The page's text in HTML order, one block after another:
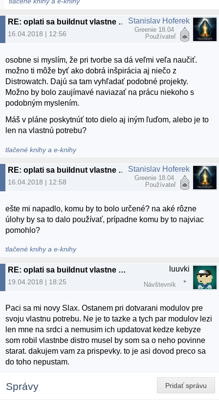
RE: oplati sa buildnut vlastne distro
16.04.2018 | 12:56
Stanislav Hoferek
Greenie 18.04
Používateľ
osobne si myslím, že pri tvorbe sa dá veľmi veľa naučiť.
možno ti môže byť ako dobrá inšpirácia aj niečo z
Distrowatch. Dajú sa tam vyhľadať podobné projekty.
Možno by bolo zaujímavé naviazať na prácu niekoho s
podobným myslením.
Máš v pláne poskytnúť toto dielo aj iným ľuďom, alebo je to
len na vlastnú potrebu?
tlačené knihy a e-knihy
RE: oplati sa buildnut vlastne distro
16.04.2018 | 12:58
Stanislav Hoferek
Greenie 18.04
Používateľ
ešte mi napadlo, komu by to bolo určené? na aké rôzne
úlohy by sa to dalo používať, prípadne komu by to najviac
pomohlo?
tlačené knihy a e-knihy
RE: oplati sa buildnut vlastne distro
19.04.2018 | 18:25
luuvki
Návštevník
Paci sa mi novy Slax. Ostanem pri dotvarani modulov pre
svoju vlastnu potrebu. Ne je to tazke a tych par modulov lezi
len mne na srdci a nemusim ich updatovat kedze kebyze
som robil vlastnbe distro musel by som sa o neho povinne
starat. dakujem vam za prispevky. to je asi dovod preco sa
do toho nepustam.
Pridať správu
Správy